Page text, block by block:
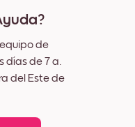
de
días de 7 a.
del Este de